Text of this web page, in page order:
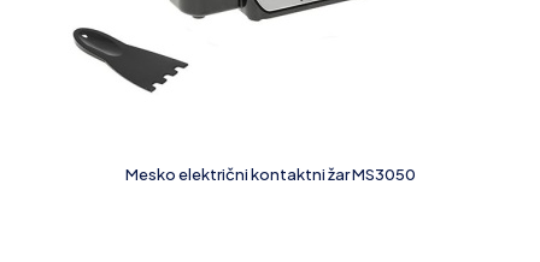
Mesko električni kontaktni žar MS3050